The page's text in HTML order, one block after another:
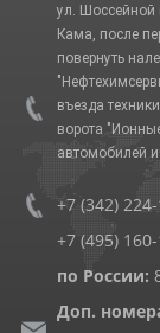
ул. Шоссейной
Кама, после
повернуть
въезда
ворота
автомобилей
+7 (342)
+7 (495) 160-
по России:
Доп.